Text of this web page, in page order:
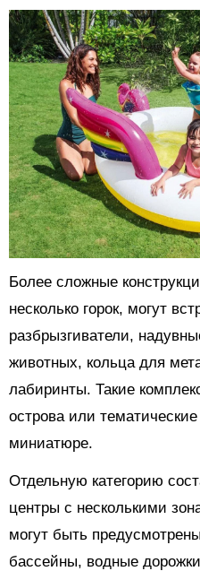
Более сложные
несколько горок, могут
разбрызгиватели,
животных, кольца для
лабиринты. Такие
острова или
миниатюре.
Отдельную категорию
центры с несколькими
могут быть
бассейны, водные